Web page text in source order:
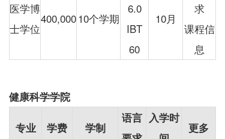
医学博
士学位
400,00010个学期
6.0
IBT
60
10月
求
课程信
息
健康科学学院
专业 学费 学制
语言 入学时
更多